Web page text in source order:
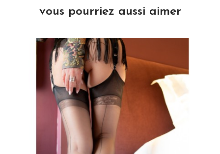
vous pourriez aussi aimer